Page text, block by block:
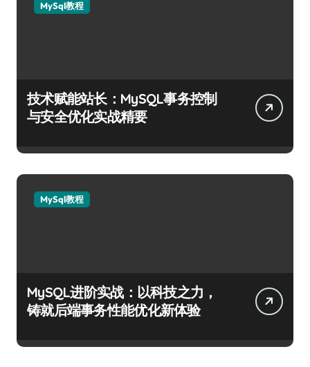
MySql教程
技术赋能站长：MySQL事务控制
与安全优化实战精要
MySql教程
MySQL进阶实战：以科技之力，
铸就后端事务性能优化新体验